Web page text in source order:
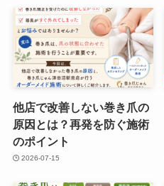
他店で改善しない巻き爪の
原因とは？再発を防ぐ施術
のポイント
2026-07-15